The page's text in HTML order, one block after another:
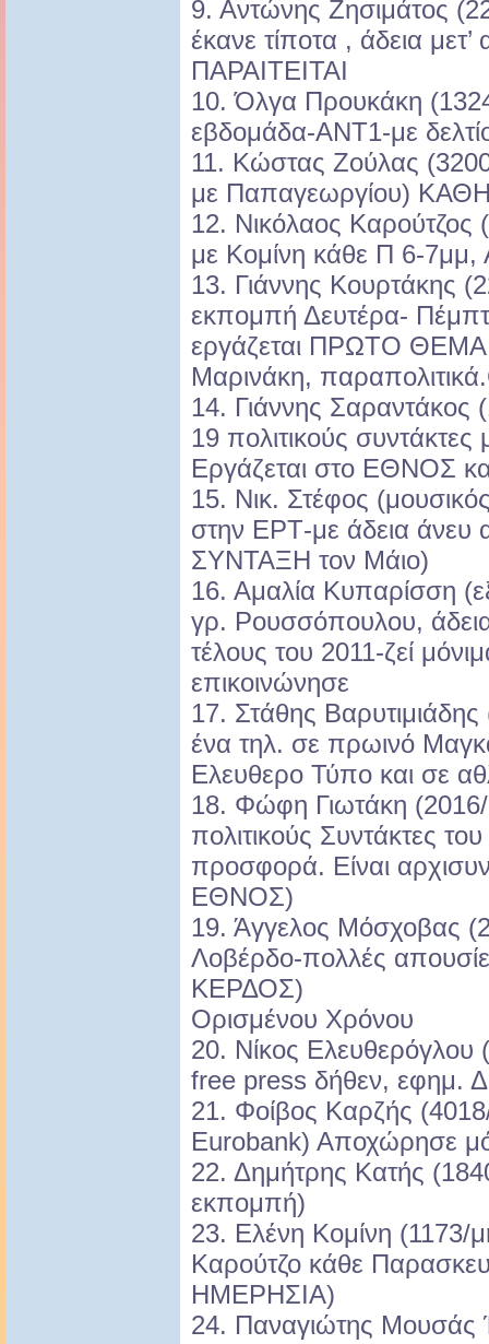
9. Αντώνης Ζησιμάτος
έκανε τίποτα , άδεια
ΠΑΡΑΙΤΕΙΤΑΙ
10. Όλγα Προυκάκη
εβδομάδα-ΑΝΤ1-με
11. Κώστας Ζούλας
με Παπαγεωργίου)
12. Νικόλαος
με Κομίνη κάθε Π 6-7μμ,
13. Γιάννης Κουρτάκης
εκπομπή Δευτέρα-
εργάζεται ΠΡΩΤΟ
Μαρινάκη,
14. Γιάννης
19 πολιτικούς
Εργάζεται στο ΕΘΝΟΣ
15. Νικ. Στέφος
στην ΕΡΤ-με άδεια άνευ
ΣΥΝΤΑΞΗ τον Μάιο)
16. Αμαλία Κυπαρίσση
γρ. Ρουσσόπουλου,
τέλους του 2011-ζεί
επικοινώνησε
17. Στάθης
ένα τηλ. σε πρωινό
Ελευθερο Τύπο και σε
18. Φώφη Γιωτάκη
πολιτικούς Συντάκτες
προσφορά. Είναι
ΕΘΝΟΣ)
19. Άγγελος Μόσχοβας
Λοβέρδο-πολλές
ΚΕΡΔΟΣ)
Ορισμένου Χρόνου
20. Νίκος Ελευθερόγλου
free press δήθεν, εφημ.
21. Φοίβος Καρζής
Eurobank) Αποχώρησε
22. Δημήτρης Κατής
εκπομπή)
23. Ελένη Κομίνη (1173/
Καρούτζο κάθε
ΗΜΕΡΗΣΙΑ)
24. Παναγιώτης Μουσάς